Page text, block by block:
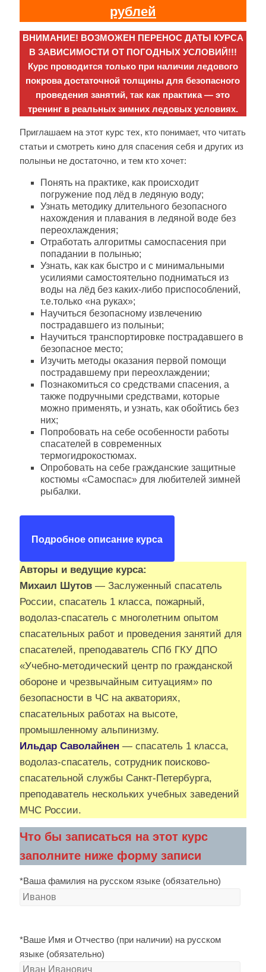
рублей
ВНИМАНИЕ! ВОЗМОЖЕН ПЕРЕНОС ДАТЫ КУРСА
В ЗАВИСИМОСТИ ОТ ПОГОДНЫХ УСЛОВИЙ!!!
Курс проводится только при наличии ледового
покрова достаточной толщины для безопасного
проведения занятий, так как практика — это
тренинг в реальных зимних ледовых условиях.
Приглашаем на этот курс тех, кто понимает, что читать
статьи и смотреть кино для спасения себя и других из
полыньи не достаточно, и тем кто хочет:
Понять на практике, как происходит
погружение под лёд в ледяную воду;
Узнать методику длительного безопасного
нахождения и плавания в ледяной воде без
переохлаждения;
Отработать алгоритмы самоспасения при
попадании в полынью;
Узнать, как как быстро и с минимальными
усилиями самостоятельно подниматься из
воды на лёд без каких-либо приспособлений,
т.е.только «на руках»;
Научиться безопасному извлечению
пострадавшего из полыньи;
Научиться транспортировке пострадавшего в
безопасное место;
Изучить методы оказания первой помощи
пострадавшему при переохлаждении;
Познакомиться со средствами спасения, а
также подручными средствами, которые
можно применять, и узнать, как обойтись без
них;
Попробовать на себе особенности работы
спасателей в современных
термогидрокостюмах.
Опробовать на себе гражданские защитные
костюмы «Самоспас» для любителей зимней
рыбалки.
Подробное описание курса
Авторы и ведущие курса:
Михаил Шутов — Заслуженный спасатель
России, спасатель 1 класса, пожарный,
водолаз-спасатель с многолетним опытом
спасательных работ и проведения занятий для
спасателей, преподаватель СПб ГКУ ДПО
«Учебно-методический центр по гражданской
обороне и чрезвычайным ситуациям» по
безопасности в ЧС на акваториях,
спасательных работах на высоте,
промышленному альпинизму.
Ильдар Саволайнен — спасатель 1 класса,
водолаз-спасатель, сотрудник поисково-
спасательной службы Санкт-Петербурга,
преподаватель нескольких учебных заведений
МЧС России.
Что бы записаться на этот курс
заполните ниже форму записи
*Ваша фамилия на русском языке (обязательно)
*Ваше Имя и Отчество (при наличии) на русском
языке (обязательно)